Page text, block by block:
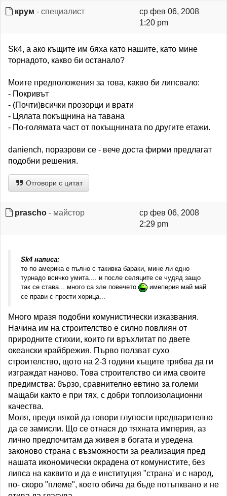
крум - специалист
ср фев 06, 2008
1:20 pm
Sk4, a ако къщите им бяха като нашите, като мине
торнадото, какво би останало?
Моите предположения за това, какво би липсвало:
- Покривът
- (Почти)всички прозорци и врати
- Цялата покъщнина на тавана
- По-голямата част от покъщнината по другите етажи.
daniench, поразрови се - вече доста фирми предлагат
подобни решения.
Отговори с цитат
prascho - майстор
ср фев 06, 2008
2:29 pm
Sk4 написа:
то по америка е пълно с такивка бараки, мине ли едно
турнадо всичко умита.... и после селяците се чудяд защо
так се става... много са зле повечето
имеперия май май
се прави с прости хорица...
Много мразя подобни комунистически изказвания.
Начина им на строителство е силно повлиян от
природните стихии, които ги връхлитат по двете
океански крайбрежия. Първо ползват сухо
строителство, щото на 2-3 години къщите трябва да ги
изграждат наново. Това строителство си има своите
предимства: бързо, сравнително евтино за големи
мащаби както е при тях, с добри топлоизолационни
качества.
Моля, преди някой да говори глупости предварително
да се замисли. Що се отнася до тяхната империя, аз
лично предпочитам да живея в богата и уредена
законово страна с възможности за реализация пред
нашата икономически окрадена от комунистите, без
липса на каквито и да е институция "страна' и с народ,
по- скоро "племе", което обича да бъде потъпквано и не